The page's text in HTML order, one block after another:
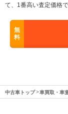
て、1番高い査定価格
無
料
中古車トップ 車買取・車